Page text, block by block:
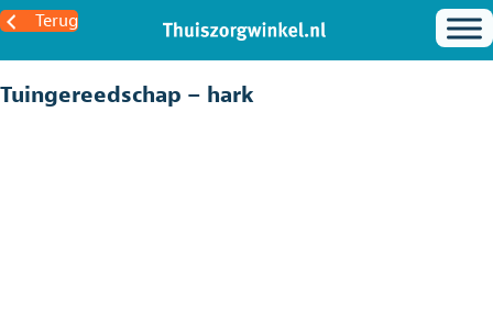
Terug
Tuingereedschap – hark